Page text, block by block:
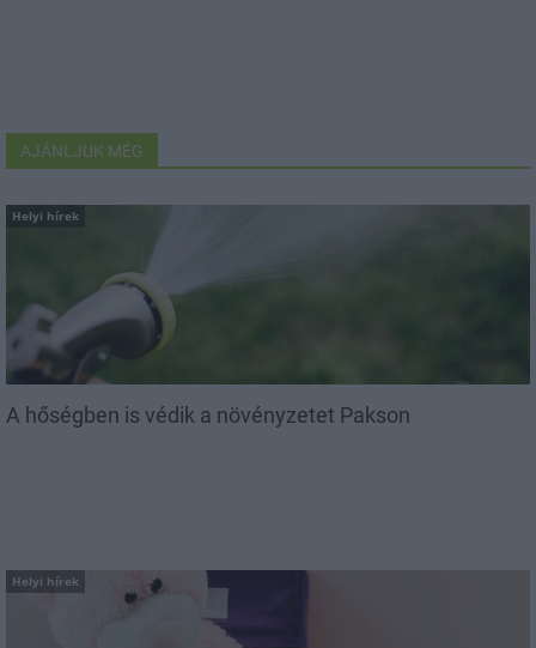
AJÁNLJUK MÉG
Helyi hírek
A hőségben is védik a növényzetet Pakson
Helyi hírek